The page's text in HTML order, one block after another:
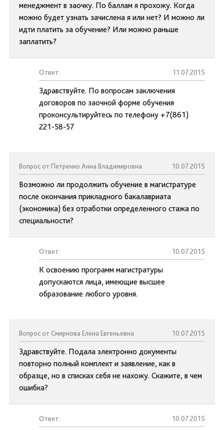
менеджмент в заочку. По баллам я прохожу. Когда
можно будет узнать зачислена я или нет? И можно ли
идти платить за обучение? Или можно раньше
заплатить?
Ответ: 11.07.2015
Здравствуйте. По вопросам заключения
договоров по заочной форме обучения
проконсультируйтесь по телефону +7(861)
221-58-57
Вопрос от Петренко Анна Владимировна 10.07.2015
Возможно ли продолжить обучение в магистратуре
после окончания прикладного бакалавриата
(экономика) без отработки определенного стажа по
специальности?
Ответ: 10.07.2015
К освоению программ магистратуры
допускаются лица, имеющие высшее
образование любого уровня.
Вопрос от Смирнова Елена Евгеньевна 10.07.2015
Здравствуйте. Подала электронно документы
повторно полный комплект и заявление, как в
образце, но в списках себя не нахожу. Скажите, в чем
ошибка?
Ответ: 10.07.2015